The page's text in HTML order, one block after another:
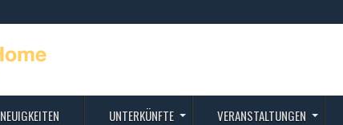
NEUIGKEITEN UNTERKÜNFTE VERANSTALTUNGEN